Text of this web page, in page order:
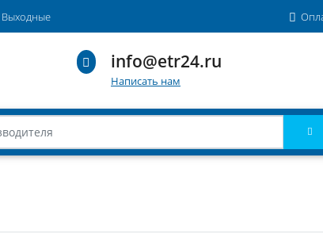
Выходные
info@etr24.ru
Написать нам